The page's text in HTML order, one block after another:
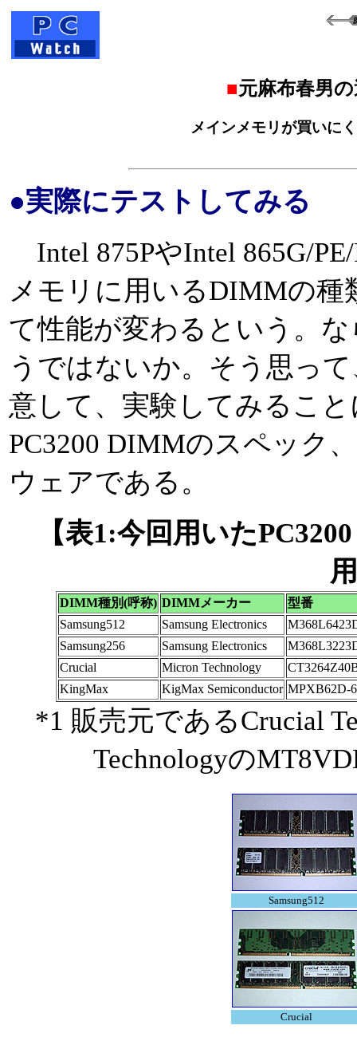
■元麻布春男
メインメモリが買いに
●実際にテストしてみる
Intel 875PやIntel 865G/
メモリに用いるDIMMの
て性能が変わるという。
うではないか。そう思っ
意して、実験してみるこ
PC3200 DIMMのスペック
ウェアである。
【表1:今回用いた
DIMM種別(呼称) DIMMメーカー
型番
Samsung512
Samsung Electronics
Samsung256
Samsung Electronics
Crucial
Micron Technology
KingMax
KigMax Semiconductor MPXB62D-
*1 販売元であるCrucial
Technologyの
Samsung512
Crucial